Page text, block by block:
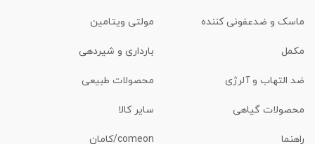
ماسک و ضدعفونی کننده مولتی ویتامین
مکمل بارداری و شیردهی
ضد التهاب و آلرژی محصولات طبیعی
محصولات گیاهی سایر کالا
راهنما comeon/کامان